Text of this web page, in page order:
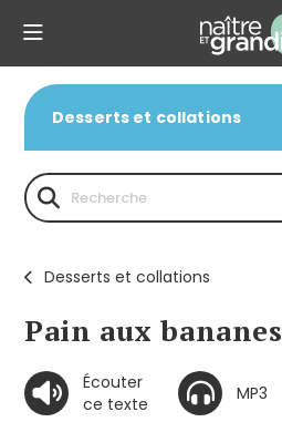
Desserts et collations
Pain aux bananes
Écouter
ce texte
MP3
Desserts et collations